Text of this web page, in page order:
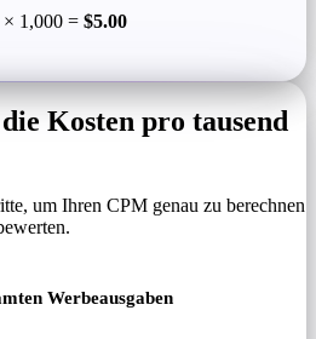
1,000 = $5.00
Kosten pro tausend
um Ihren CPM genau zu berechnen
Werbeausgaben